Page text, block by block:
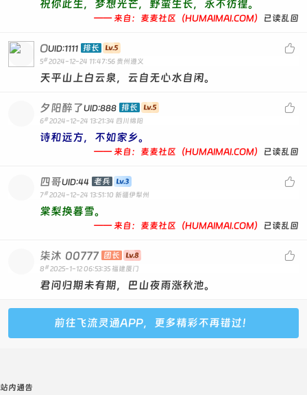
祝你此生，梦想光芒，野蛮生长，永不彷徨。
—— 来自：麦麦社区（HUMAIMAI.COM） 已读乱回

OUID:1111 排长
5# 2024-12-24 11:47:56 贵州遵义
天平山上白云泉，云自无心水自闲。

夕阳醉了UID:888 排长
6# 2024-12-24 13:21:34 四川绵阳
诗和远方，不如家乡。
—— 来自：麦麦社区（HUMAIMAI.COM） 已读乱回

四哥UID:44 老兵
7# 2024-12-24 13:51:10 新疆伊犁州
棠梨换暮雪。
—— 来自：麦麦社区（HUMAIMAI.COM） 已读乱回

柒沐 00777 团长
8 # 2025-1-12 06:53:35 福建厦门
君问归期未有期，巴山夜雨涨秋池。
前往飞流灵通APP，更多精彩不再错过！
站内通告